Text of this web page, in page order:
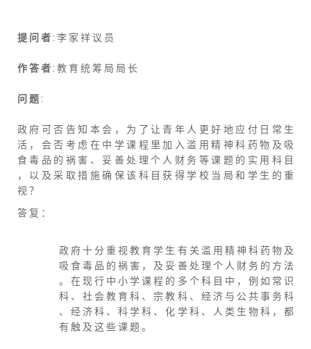
提 问 者: 李 家 祥 议 员
作 答 者: 教 育 统 筹 局 局 长
问 题:
政 府 可 否 告 知 本 会 ， 为 了 让 青 年 人 更 好 地 应 付 日 常 生
活 ， 会 否 考 虑 在 中 学 课 程 里 加 入 滥 用 精 神 科 药 物 及 吸
食 毒 品 的 祸 害 、 妥 善 处 理 个 人 财 务 等 课 题 的 实 用 科 目
， 以 及 采 取 措 施 确 保 该 科 目 获 得 学 校 当 局 和 学 生 的 重
视 ？
答 复 ：
政 府 十 分 重 视 教 育 学 生 有 关 滥 用 精 神 科 药 物 及
吸 食 毒 品 的 祸 害 ， 及 妥 善 处 理 个 人 财 务 的 方 法
。 在 现 行 中 小 学 课 程 的 多 个 科 目 中 ， 例 如 常 识
科 、 社 会 教 育 科 、 宗 教 科 、 经 济 与 公 共 事 务 科
、 经 济 科 、 科 学 科 、 化 学 科 、 人 类 生 物 科 ， 都
有 触 及 这 些 课 题 。